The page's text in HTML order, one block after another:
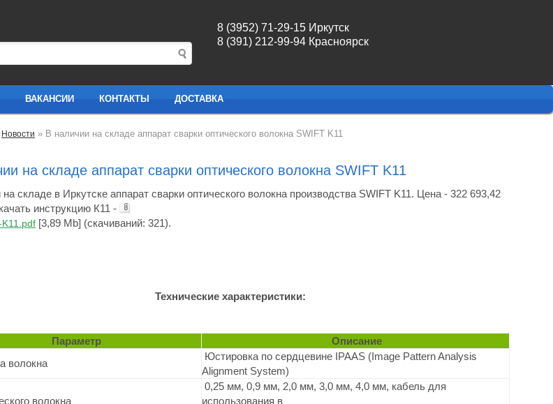
8 (3952) 71-29-15 Иркутск
8 (391) 212-99-94 Красноярск
ВАКАНСИИ КОНТАКТЫ ДОСТАВКА
Новости » В наличии на складе аппарат сварки оптического волокна SWIFT K11
на складе аппарат сварки оптического волокна SWIFT K11
складе в Иркутске аппарат сварки оптического волокна производства SWIFT K11. Цена - 322 693,42
инструкцию К11 -
[3,89 Mb] (cкачиваний: 321).
Технические характеристики:
Параметр
Описание
волокна
Юстировка по сердцевине IPAAS (Image Pattern Analysis
Alignment System)
волокна
0,25 мм, 0,9 мм, 2,0 мм, 3,0 мм, 4,0 мм, кабель для
использования в